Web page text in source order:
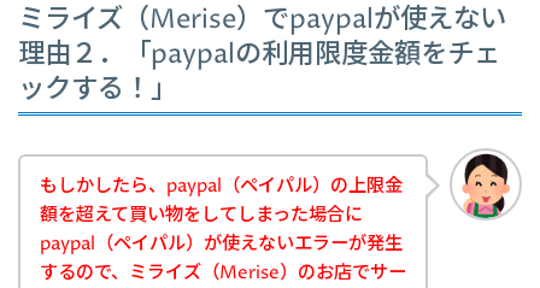
ミライズ（Merise）でpaypalが使えない
理由２．「paypalの利用限度金額をチェ
ックする！」
もしかしたら、paypal（ペイパル）の上限金
額を超えて買い物をしてしまった場合に
paypal（ペイパル）が使えないエラーが発生
するので、ミライズ（Merise）のお店でサー